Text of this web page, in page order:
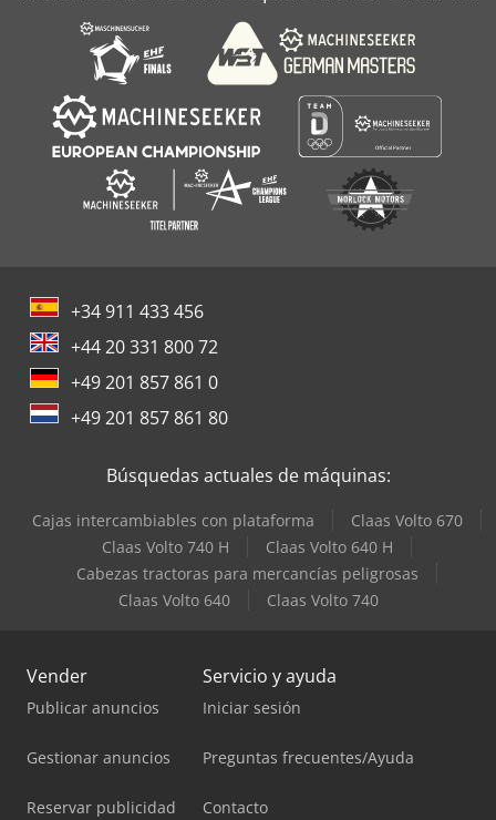
+34 911 433 456
+44 20 331 800 72
+49 201 857 861 0
+49 201 857 861 80
Búsquedas actuales de máquinas:
Cajas intercambiables con plataforma
Claas Volto 670
Claas Volto 740 H
Claas Volto 640 H
Cabezas tractoras para mercancías peligrosas
Claas Volto 640
Claas Volto 740
Vender
Publicar anuncios
Gestionar anuncios
Reservar publicidad
Servicio y ayuda
Iniciar sesión
Preguntas frecuentes/Ayuda
Contacto